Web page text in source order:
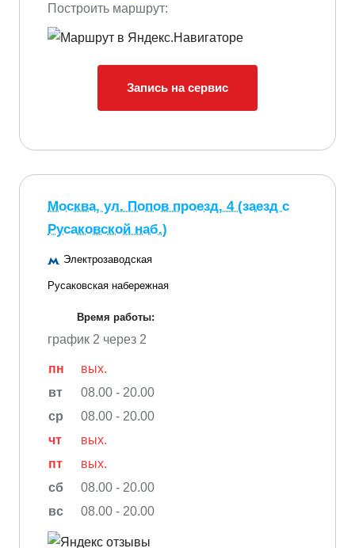
Построить маршрут:
Запись на сервис
Москва, ул. Попов проезд, 4 (заезд с
Русаковской наб.)
Электрозаводская
Русаковская набережная
Время работы:
график 2 через 2
пн
вых.
вт
08.00 - 20.00
ср
08.00 - 20.00
чт
вых.
пт
вых.
сб
08.00 - 20.00
вс
08.00 - 20.00